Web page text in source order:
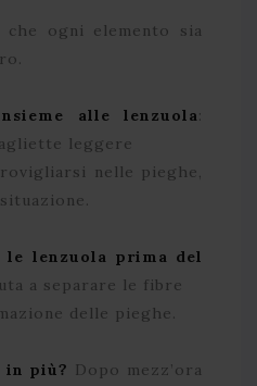
che ogni elemento sia
alle lenzuola:
leggere
nelle pieghe,
le lenzuola prima del
a separare le fibre
delle pieghe.
più? Dopo mezz’ora